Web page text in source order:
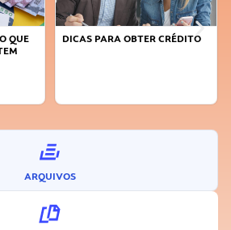
QUE
DICAS PARA OBTER CRÉDITO
ARQUIVOS